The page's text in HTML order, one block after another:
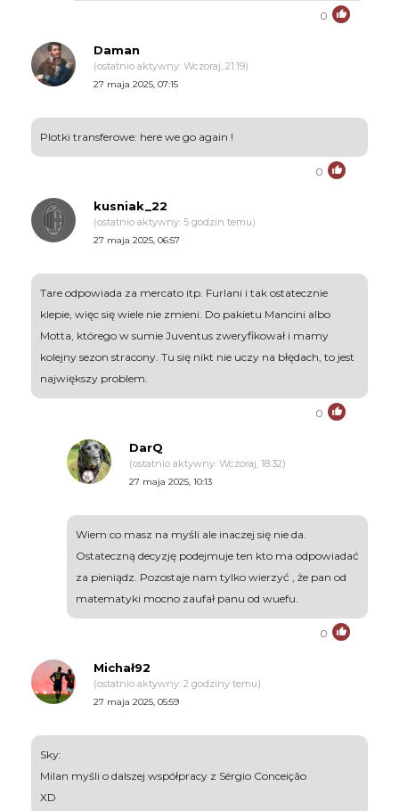
0
Daman
(ostatnio aktywny: Wczoraj, 21:19)
27 maja 2025, 07:15
Plotki transferowe: here we go again !
0
kusniak_22
(ostatnio aktywny: 5 godzin temu)
27 maja 2025, 06:57
Tare odpowiada za mercato itp. Furlani i tak ostatecznie
klepie, więc się wiele nie zmieni. Do pakietu Mancini albo
Motta, którego w sumie Juventus zweryfikował i mamy
kolejny sezon stracony. Tu się nikt nie uczy na błędach, to jest
największy problem.
0
DarQ
(ostatnio aktywny: Wczoraj, 18:32)
27 maja 2025, 10:13
Wiem co masz na myśli ale inaczej się nie da.
Ostateczną decyzję podejmuje ten kto ma odpowiadać
za pieniądz. Pozostaje nam tylko wierzyć , że pan od
matematyki mocno zaufał panu od wuefu.
0
Michał92
(ostatnio aktywny: 2 godziny temu)
27 maja 2025, 05:59
Sky:
Milan myśli o dalszej współpracy z Sérgio Conceição
XD